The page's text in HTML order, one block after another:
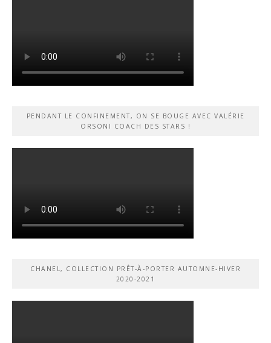
PENDANT LE CONFINEMENT, ON SE BOUGE AVEC VALÉRIE
ORSONI COACH DES STARS !
CHANEL, COLLECTION PRÊT-À-PORTER AUTOMNE-HIVER
2020-2021